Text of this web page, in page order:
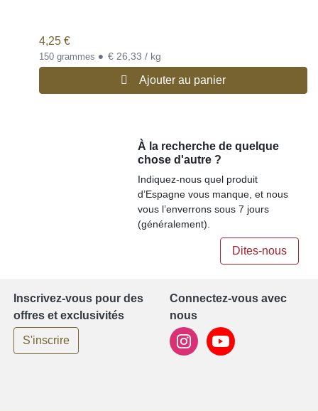
4,25 €
150 grammes • € 26,33 / kg
Ajouter au panier
À la recherche de quelque
chose d'autre ?
Indiquez-nous quel produit
d’Espagne vous manque, et nous
vous l’enverrons sous 7 jours
(généralement).
Dites-nous
Inscrivez-vous pour des
offres et exclusivités
S'inscrire
Connectez-vous avec
nous